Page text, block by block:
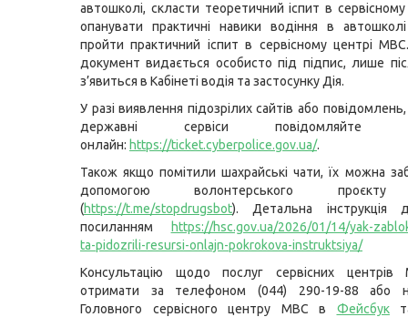
автошколі, скласти теоретичний іспит в
опанувати практичні навики водіння в
пройти практичний іспит в сервісному центрі
документ видається особисто під підпис, лише
з’явиться в Кабінеті водія та застосунку Дія.
У разі виявлення підозрілих сайтів або
державні сервіси повідомляйте
онлайн: https://ticket.cyberpolice.gov.ua/.
Також якщо помітили шахрайські чати, їх можна
допомогою волонтерського проєкту
(https://t.me/stopdrugsbot). Детальна інструкція
посиланням
https://hsc.gov.ua/2026/01/14/yak-
ta-pidozrili-resursi-onlajn-pokrokova-instruktsiya/
Консультацію щодо послуг сервісних
отримати за телефоном (044) 290-19-88 або
Головного сервісного центру МВС в Фейсбук